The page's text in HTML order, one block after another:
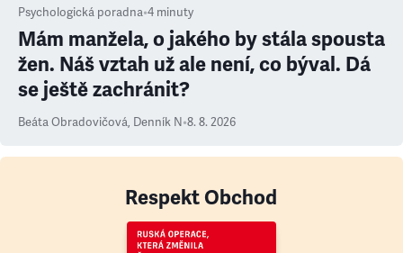
Psychologická poradna•4 minuty
Mám manžela, o jakého by stála spousta
žen. Náš vztah už ale není, co býval. Dá
se ještě zachránit?
Beáta Obradovičová, Denník N•8. 8. 2026
Respekt Obchod